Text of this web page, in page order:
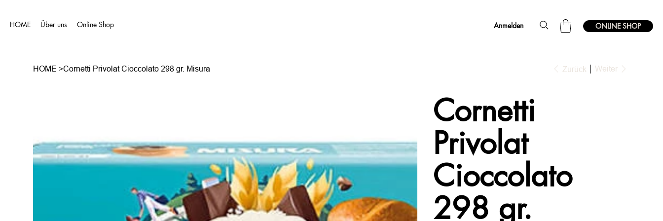
HOME Über uns Online Shop Anmelden ONLINE SHOP
HOME >Cornetti Privolat Cioccolato 298 gr. Misura Zurück Weiter
Cornetti
Privolat
Cioccolato
298 gr.